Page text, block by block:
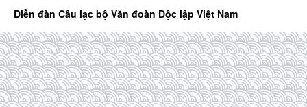
Diễn đàn Câu lạc bộ Văn đoàn Độc lập Việt Nam